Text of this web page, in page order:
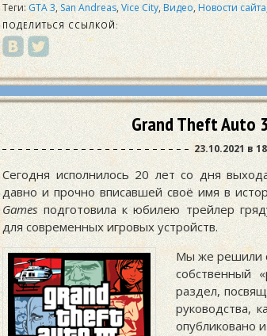
Теги: GTA 3, San Andreas,Vice City,Видео,Новости сайта
ПОДЕЛИТЬСЯ ССЫЛКОЙ:
Grand Theft Auto
23.10.2021 в
Сегодня исполнилось 20 лет со дня
давно и прочно вписавшей своё имя в
Gamesподготовила к юбилею трейлер
для современных игровых устройств.
Мы же решили
собственный
раздел,
руководства,
опубликовано